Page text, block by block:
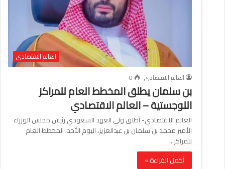
العالم الاقتصادي
العالم الاقتصادي
0
بن سلمان يطلق المخطط العام للمراكز
اللوجستية – العالم الاقتصادي
العالم الاقتصادي- أطلق ولي العهد السعودي رئيس مجلس الوزراء
الأمير محمد بن سلمان بن عبدالعزيز، اليوم الأحد، المخطط العام
للمراكز…
أكمل القراءة »